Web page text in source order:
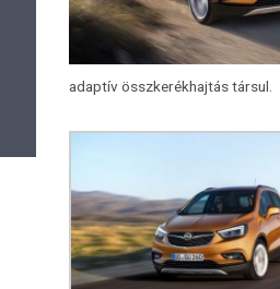
adaptív összkerékhajtás társul.